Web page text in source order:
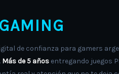
GAMING
de confianza para gamers
Más de 5 años entregando juegos